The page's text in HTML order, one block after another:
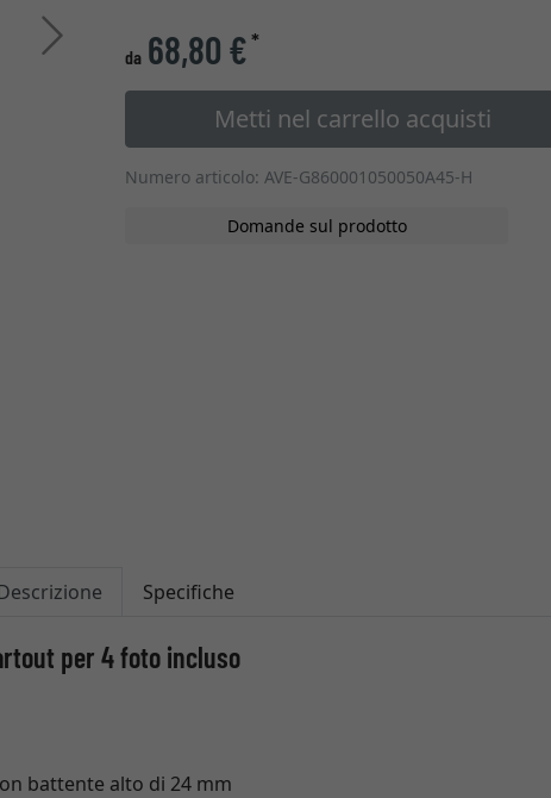
Avanti
da 68,80 €*
Metti nel carrello acquisti
Numero articolo: AVE-G860001050050A45-H
Domande sul prodotto
Specifiche
per 4 foto incluso
battente alto di 24 mm